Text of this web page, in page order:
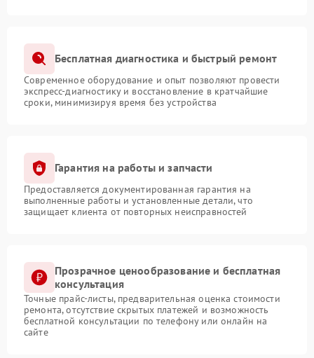
Бесплатная диагностика и быстрый ремонт
Современное оборудование и опыт позволяют провести
экспресс-диагностику и восстановление в кратчайшие
сроки, минимизируя время без устройства
Гарантия на работы и запчасти
Предоставляется документированная гарантия на
выполненные работы и установленные детали, что
защищает клиента от повторных неисправностей
Прозрачное ценообразование и бесплатная
консультация
Точные прайс-листы, предварительная оценка стоимости
ремонта, отсутствие скрытых платежей и возможность
бесплатной консультации по телефону или онлайн на
сайте